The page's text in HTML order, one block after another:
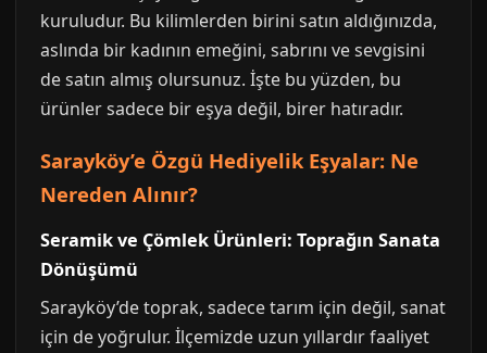
kuruludur. Bu kilimlerden birini satın aldığınızda,
aslında bir kadının emeğini, sabrını ve sevgisini
de satın almış olursunuz. İşte bu yüzden, bu
ürünler sadece bir eşya değil, birer hatıradır.
Sarayköy’e Özgü Hediyelik Eşyalar: Ne
Nereden Alınır?
Seramik ve Çömlek Ürünleri: Toprağın Sanata
Dönüşümü
Sarayköy’de toprak, sadece tarım için değil, sanat
için de yoğrulur. İlçemizde uzun yıllardır faaliyet